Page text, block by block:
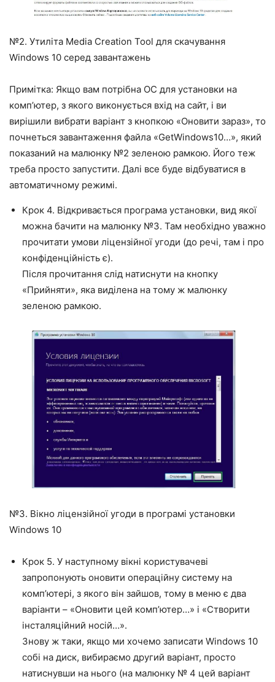
№2. Утиліта Media Creation Tool для скачування
Windows 10 серед завантажень
Примітка: Якщо вам потрібна ОС для установки на
комп’ютер, з якого виконується вхід на сайт, і ви
вирішили вибрати варіант з кнопкою «Оновити зараз», то
почнеться завантаження файла «GetWindows10…», який
показаний на малюнку №2 зеленою рамкою. Його теж
треба просто запустити. Далі все буде відбуватися в
автоматичному режимі.
Крок 4. Відкривається програма установки, вид якої
можна бачити на малюнку №3. Там необхідно уважно
прочитати умови ліцензійної угоди (до речі, там і про
конфіденційність є).
Після прочитання слід натиснути на кнопку
«Прийняти», яка виділена на тому ж малюнку
зеленою рамкою.
№3. Вікно ліцензійної угоди в програмі установки
Windows 10
Крок 5. У наступному вікні користувачеві
запропонують оновити операційну систему на
комп’ютері, з якого він зайшов, тому в меню є два
варіанти – «Оновити цей комп’ютер…» і «Створити
інсталяційний носій…».
Знову ж таки, якщо ми хочемо записати Windows 10
собі на диск, вибираємо другий варіант, просто
натиснувши на нього (на малюнку № 4 цей варіант